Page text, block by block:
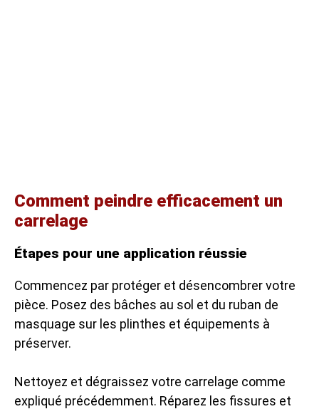
Comment peindre efficacement un
carrelage
Étapes pour une application réussie
Commencez par protéger et désencombrer votre
pièce. Posez des bâches au sol et du ruban de
masquage sur les plinthes et équipements à
préserver.
Nettoyez et dégraissez votre carrelage comme
expliqué précédemment. Réparez les fissures et